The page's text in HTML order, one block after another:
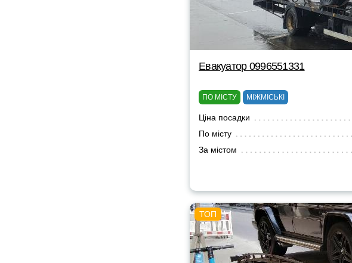
Евакуатор 0996551331
ПО МІСТУ МІЖМІСЬКІ
Ціна посадки
По місту
За містом